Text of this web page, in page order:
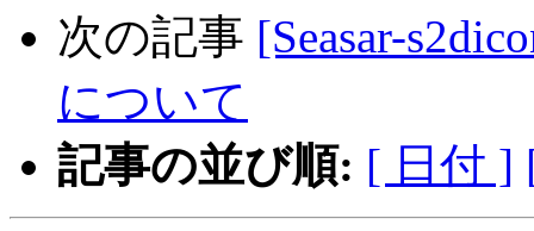
次の記事 [Seasar-
について
記事の並び順: [ 日付 ]